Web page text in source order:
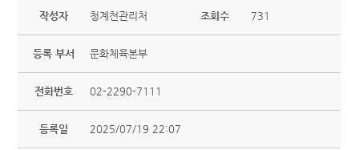
작성자 청계천관리처 조회수 731
등록 부서 문화체육본부
전화번호 02-2290-7111
등록일 2025/07/19 22:07